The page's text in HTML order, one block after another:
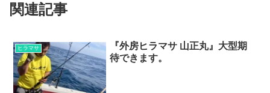
関連記事
ヒラマサ
『外房ヒラマサ 山正丸』大型期
待できます。